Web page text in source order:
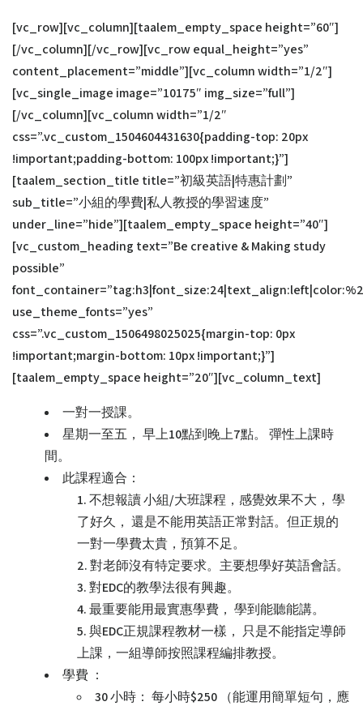
[vc_row][vc_column][taalem_empty_space height=”60″]
[/vc_column][/vc_row][vc_row equal_height=”yes”
content_placement=”middle”][vc_column width=”1/2″]
[vc_single_image image=”10175″ img_size=”full”]
[/vc_column][vc_column width=”1/2″
css=”.vc_custom_1504604431630{padding-top: 20px
!important;padding-bottom: 100px !important;}”]
[taalem_section_title title=”初級英語|特惠計劃”
sub_title=”小組的學費|私人教授的學習速度”
under_line=”hide”][taalem_empty_space height=”40″]
[vc_custom_heading text=”Be creative & Making study
possible”
use_theme_fonts=”yes”
css=”.vc_custom_1506498025025{margin-top: 0px
!important;margin-bottom: 10px !important;}”]
[taalem_empty_space height=”20″][vc_column_text]
一對一授課。
星期一至五， 早上10點到晚上7點。 彈性上課時
間。
此課程適合：
不想報讀 小組/大班課程，感覺效果不大， 學
了好久， 還是不能用英語正常對話。但正規的
一對一學費太貴，預算不足。
對老師沒有特定要求。主要想學好英語會話。
對EDC的教學法很有興趣。
最重要能用最實惠學費， 學到能聽能講。
與EDC正規課程教材一樣， 只是不能指定導師
上課，一組導師按照課程編排教授。
學費 ：
30 小時： 每小時$250 （能運用簡單短句，應